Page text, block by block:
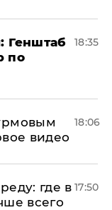
Генштаб
по
18:35
видео
18:06
где в
всего
17:50